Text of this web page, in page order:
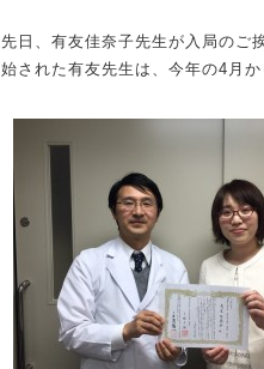
先日、有友佳奈子先生が入局のご
始された有友先生は、今年の4月